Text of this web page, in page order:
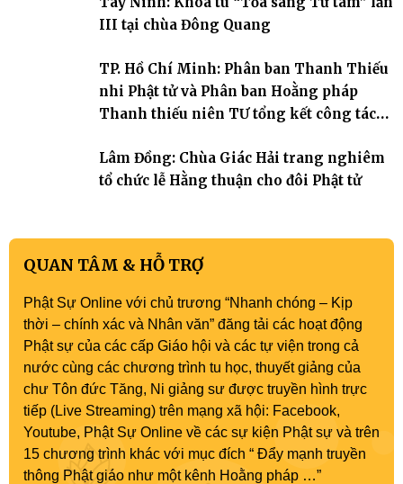
cho hơn 60 tu sinh.
III tại chùa Đông Quang
TP. Hồ Chí Minh: Phân ban Thanh Thiếu
nhi Phật tử và Phân ban Hoằng pháp
Thanh thiếu niên TƯ tổng kết công tác
Lâm Đồng: Chùa Giác Hải trang nghiêm
tổ chức lễ Hằng thuận cho đôi Phật tử
QUAN TÂM & HỖ TRỢ
Phật Sự Online với chủ trương “Nhanh chóng – Kịp
thời – chính xác và Nhân văn” đăng tải các hoạt động
Phật sự của các cấp Giáo hội và các tự viện trong cả
nước cùng các chương trình tu học, thuyết giảng của
chư Tôn đức Tăng, Ni giảng sư được truyền hình trực
tiếp (Live Streaming) trên mạng xã hội: Facebook,
Youtube, Phật Sự Online về các sự kiện Phật sự và trên
15 chương trình khác với mục đích “ Đẩy mạnh truyền
thông Phật giáo như một kênh Hoằng pháp …”